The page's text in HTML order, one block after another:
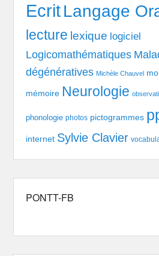
EcritLangage
lecture lexique logiciel
Logicomathématiques
dégénératives Michèle Chauvel
mémoire Neurologie
phonologie photos pictogrammes
internet Sylvie Clavier
PONTT-FB